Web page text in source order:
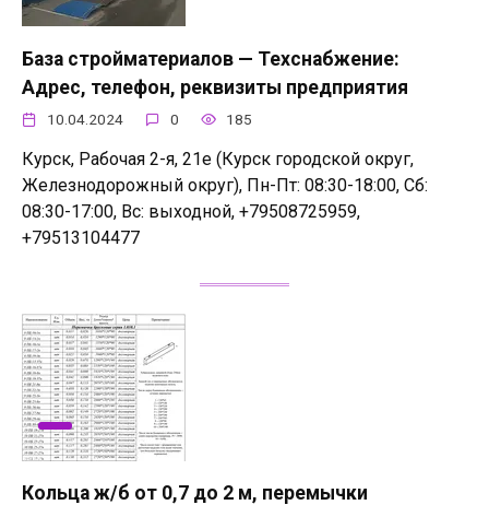
База стройматериалов — Техснабжение:
Адрес, телефон, реквизиты предприятия
10.04.2024 0 185
Курск, Рабочая 2-я, 21е (Курск городской округ,
Железнодорожный округ), Пн-Пт: 08:30-18:00, Сб:
08:30-17:00, Вс: выходной, +79508725959,
+79513104477
Кольца ж/б от 0,7 до 2 м, перемычки